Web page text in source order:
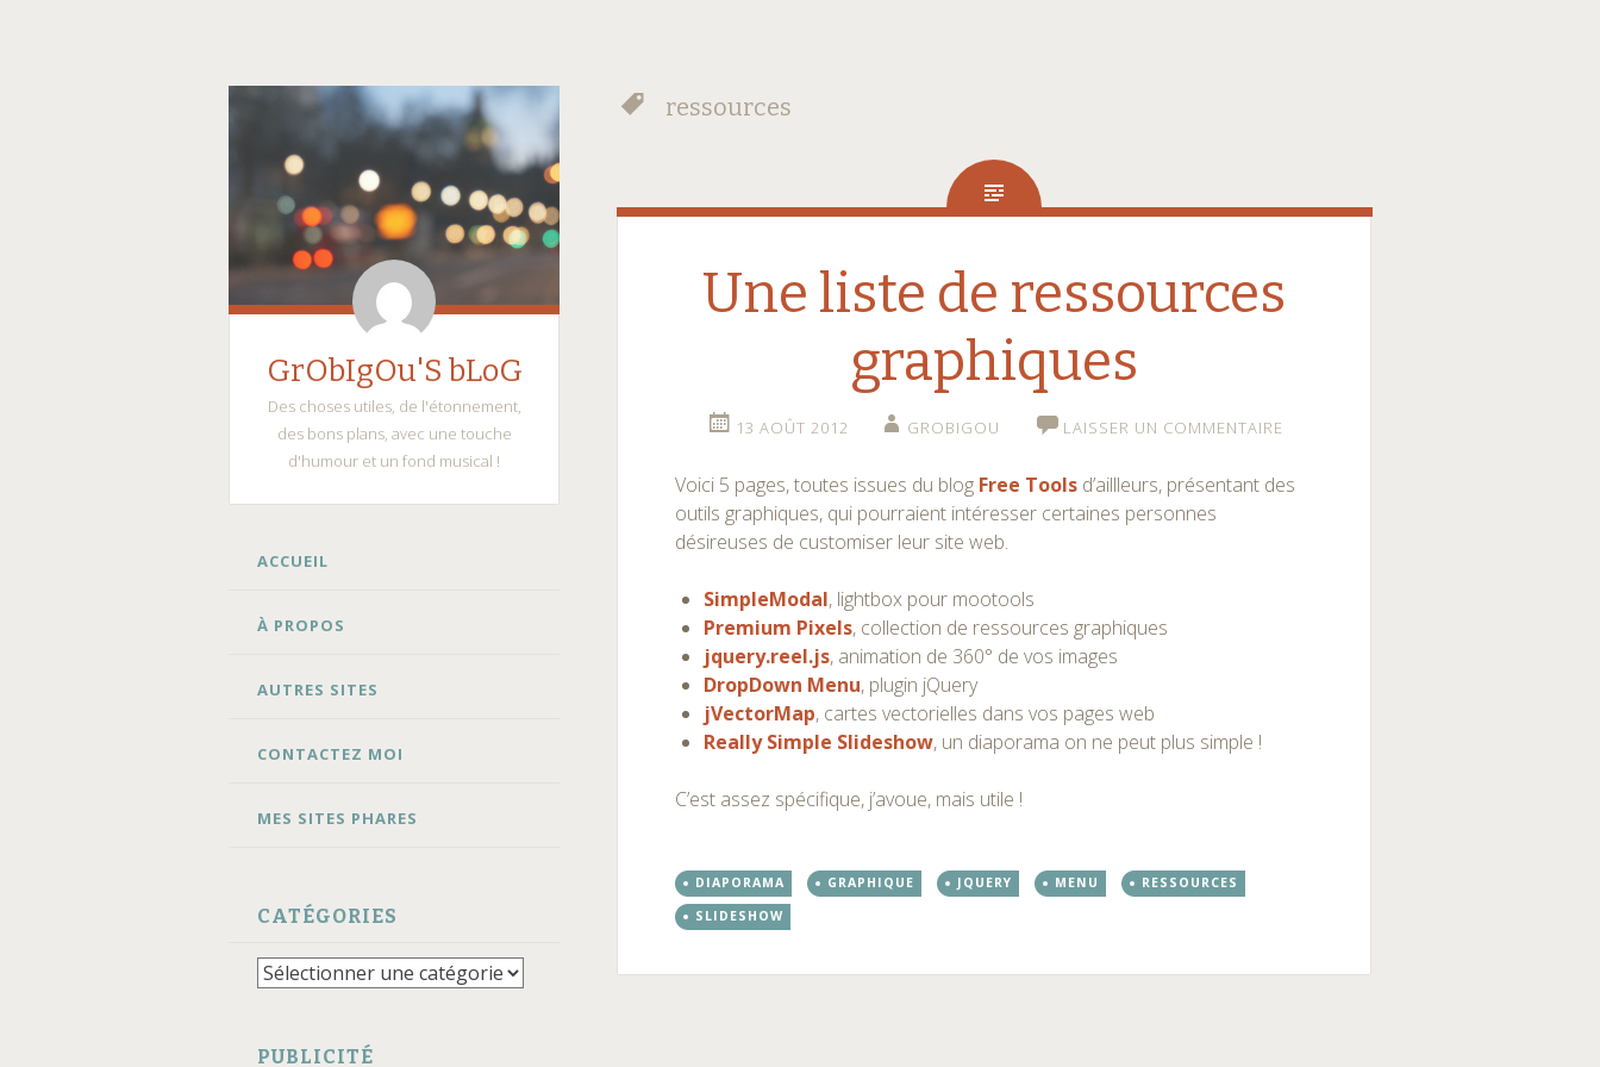
GrObIgOu'S bLoG
Des choses utiles, de l'étonnement,
des bons plans, avec une touche
d'humour et un fond musical !
ALLER
CONTENU
ACCUEIL
À PROPOS
AUTRES SITES
CONTACTEZ MOI
MES SITES PHARES
CATÉGORIES
Catégories
PUBLICITÉ
ressources
Une liste de ressources
graphiques
13 AOÛT 2012 GROBIGOU LAISSER UN COMMENTAIRE
Voici 5 pages, toutes issues du blog Free Tools d’aillleurs, présentant des
outils graphiques, qui pourraient intéresser certaines personnes
désireuses de customiser leur site web.
SimpleModal, lightbox pour mootools
Premium Pixels, collection de ressources graphiques
jquery.reel.js, animation de 360° de vos images
DropDown Menu, plugin jQuery
jVectorMap, cartes vectorielles dans vos pages web
Really Simple Slideshow, un diaporama on ne peut plus simple !
C’est assez spécifique, j’avoue, mais utile !
DIAPORAMA GRAPHIQUE JQUERY MENU
RESSOURCES
SLIDESHOW